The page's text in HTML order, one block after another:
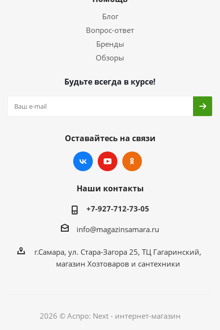
Блог
Вопрос-ответ
Бренды
Обзоры
Будьте всегда в курсе!
Оставайтесь на связи
Наши контакты
+7-927-712-73-05
info@magazinsamara.ru
г.Самара, ул. Стара-Загора 25, ТЦ Гагаринский,
магазин Хозтоваров и сантехники
2026 © Аспро: Next - интернет-магазин